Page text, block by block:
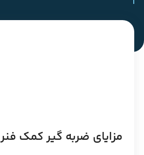
مزایای ضربه گیر کمک فنر